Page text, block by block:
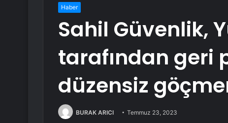
Haber
Sahil Güvenlik,
tarafından geri
düzensiz
BURAK ARICI Temmuz 23, 2023